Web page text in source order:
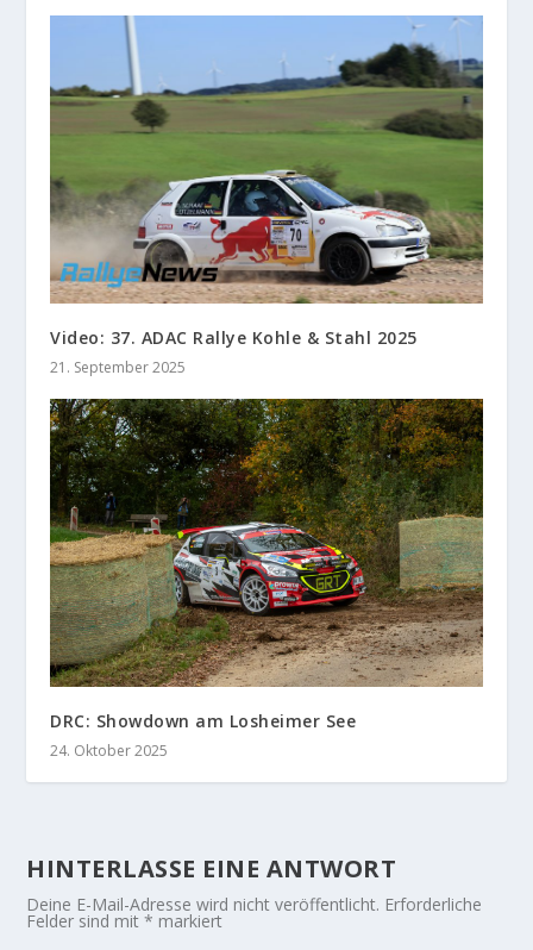
Video: 37. ADAC Rallye Kohle & Stahl 2025
21. September 2025
DRC: Showdown am Losheimer See
24. Oktober 2025
HINTERLASSE EINE ANTWORT
Deine E-Mail-Adresse wird nicht veröffentlicht. Erforderliche
Felder sind mit* markiert